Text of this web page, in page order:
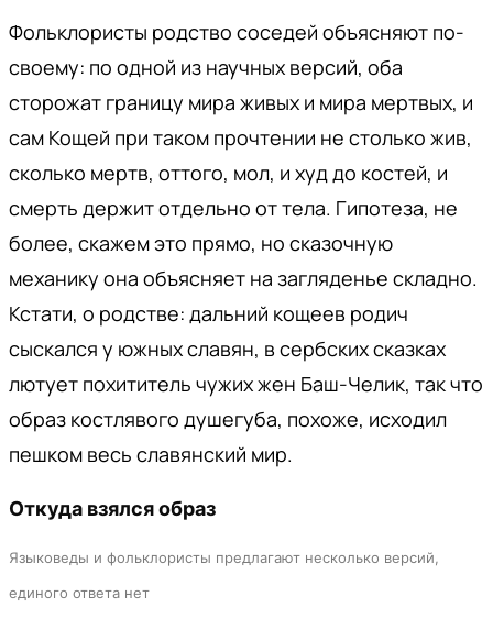
Фольклористы родство соседей объясняют по-
своему: по одной из научных версий, оба
сторожат границу мира живых и мира мертвых, и
сам Кощей при таком прочтении не столько жив,
сколько мертв, оттого, мол, и худ до костей, и
смерть держит отдельно от тела. Гипотеза, не
более, скажем это прямо, но сказочную
механику она объясняет на загляденье складно.
Кстати, о родстве: дальний кощеев родич
сыскался у южных славян, в сербских сказках
лютует похититель чужих жен Баш-Челик, так что
образ костлявого душегуба, похоже, исходил
пешком весь славянский мир.
Откуда взялся образ
Языковеды и фольклористы предлагают несколько версий,
единого ответа нет